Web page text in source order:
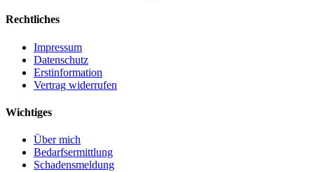
Rechtliches
Impressum
Datenschutz
Erstinformation
Vertrag widerrufen
Wichtiges
Über mich
Bedarfsermittlung
Schadensmeldung